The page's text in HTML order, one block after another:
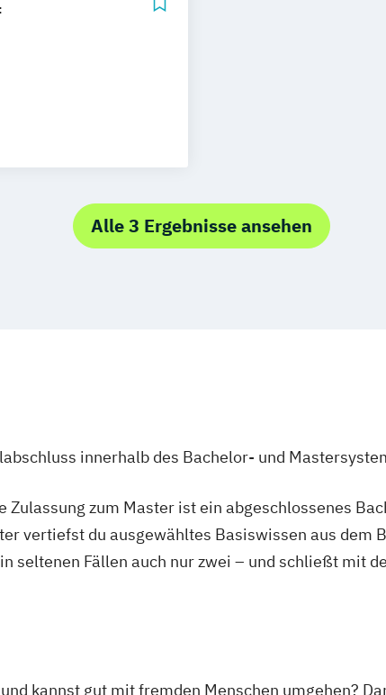
Alle 3 Ergebnisse ansehen
innerhalb des Bachelor- und
Zulassung zum Master ist ein abgeschlossenes
vertiefst du ausgewähltes Basiswissen aus dem
seltenen Fällen auch nur zwei – und schließt mit
kannst gut mit fremden Menschen umgehen?